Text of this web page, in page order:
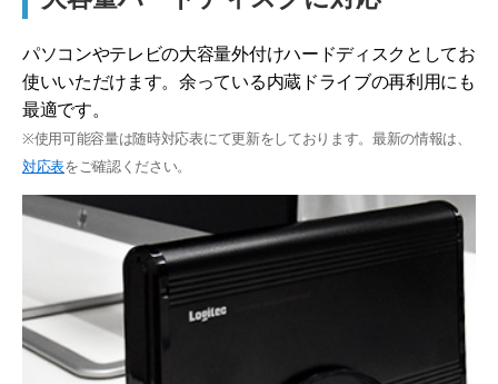
パソコンやテレビの大容量外付けハードディスクとしてお
使いいただけます。余っている内蔵ドライブの再利用にも
最適です。
※使用可能容量は随時対応表にて更新をしております。最新の情報は、
対応表をご確認ください。